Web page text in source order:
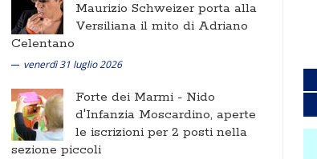
Maurizio Schweizer porta alla
Versiliana il mito di Adriano
Celentano
venerdì 31 luglio 2026
Forte dei Marmi - Nido
d'Infanzia Moscardino, aperte
le iscrizioni per 2 posti nella
sezione piccoli